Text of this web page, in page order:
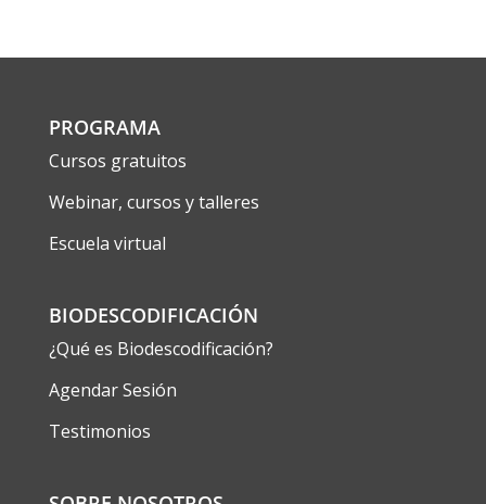
PROGRAMA
Cursos gratuitos
Webinar, cursos y talleres
Escuela virtual
BIODESCODIFICACIÓN
¿Qué es Biodescodificación?
Agendar Sesión
Testimonios